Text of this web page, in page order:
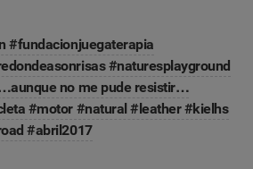
#fundacionjuegaterapia
#naturesplayground
no me pude resistir…
#motor #natural #leather #kielhs
#abril2017